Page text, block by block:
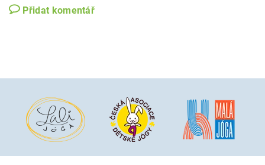
Přidat komentář